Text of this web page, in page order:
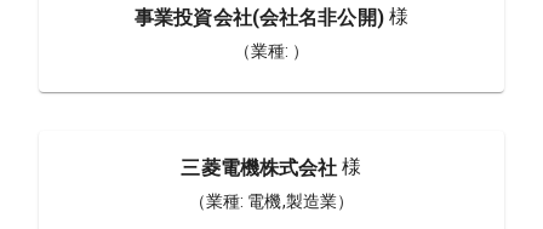
事業投資会社(会社名非公開) 様
（業種: ）
三菱電機株式会社 様
（業種: 電機,製造業）